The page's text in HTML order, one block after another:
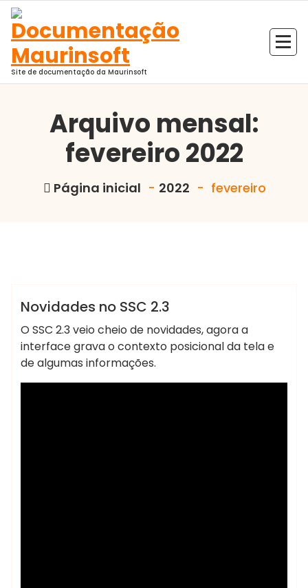
Pular
para
conteúdo
Site de documentação da Maurinsoft
Arquivo mensal:
fevereiro 2022
Página inicial - 2022 - fevereiro
Delphi Lazarus SSC
Novidades no SSC 2.3
O SSC 2.3 veio cheio de novidades, agora a
interface grava o contexto posicional da tela e
de algumas informações.